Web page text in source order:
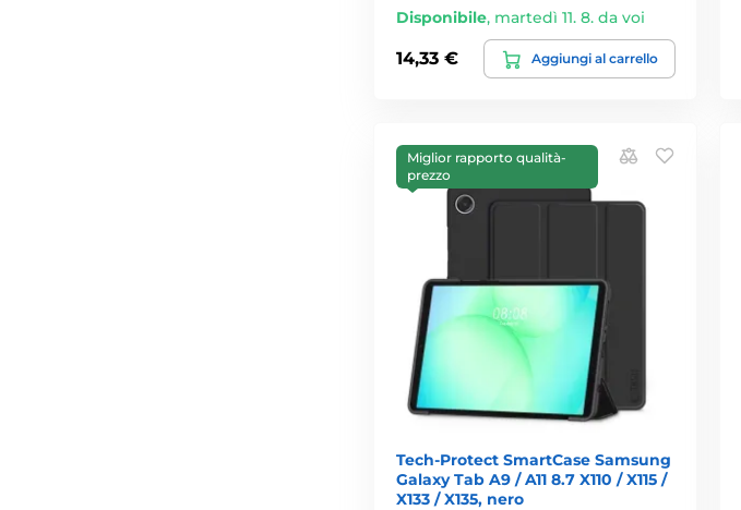
Disponibile, martedì 11. 8. da voi
14,33 € Aggiungi al carrello
Miglior rapporto qualità-
prezzo
Tech-Protect SmartCase Samsung
Galaxy Tab A9 / A11 8.7 X110 / X115 /
X133 / X135, nero